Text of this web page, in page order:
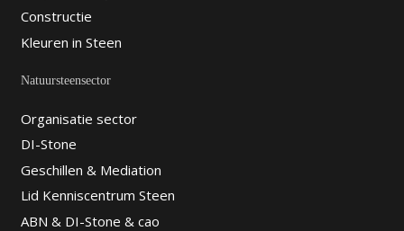
Constructie
Kleuren in Steen
Natuursteensector
Organisatie sector
DI-Stone
Geschillen & Mediation
Lid Kenniscentrum Steen
ABN & DI-Stone & cao